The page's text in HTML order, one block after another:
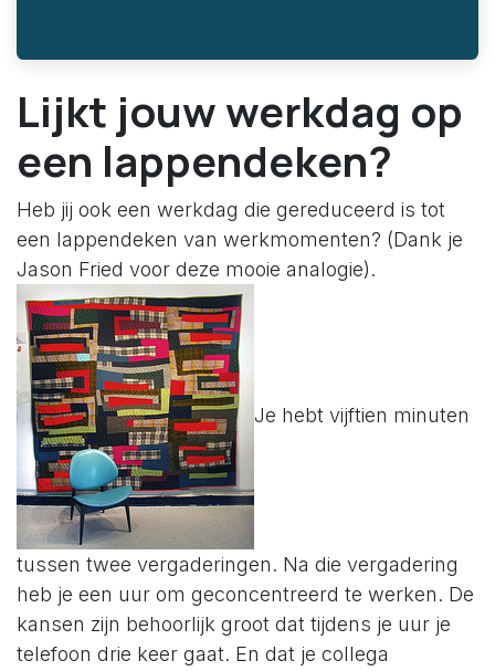
Lijkt jouw werkdag op
een lappendeken?
Heb jij ook een werkdag die gereduceerd is tot
een lappendeken van werkmomenten? (Dank je
Jason Fried voor deze mooie analogie).
Je hebt vijftien minuten
tussen twee vergaderingen. Na die vergadering
heb je een uur om geconcentreerd te werken. De
kansen zijn behoorlijk groot dat tijdens je uur je
telefoon drie keer gaat. En dat je collega